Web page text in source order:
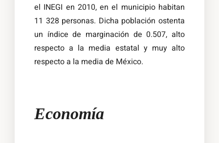
el INEGI en 2010, en el municipio habitan
11 328 personas. Dicha población ostenta
un índice de marginación de 0.507, alto
respecto a la media estatal y muy alto
respecto a la media de México.
Economía